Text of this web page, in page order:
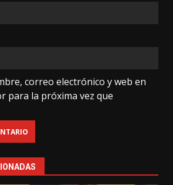
correo electrónico y web en
para la próxima vez que